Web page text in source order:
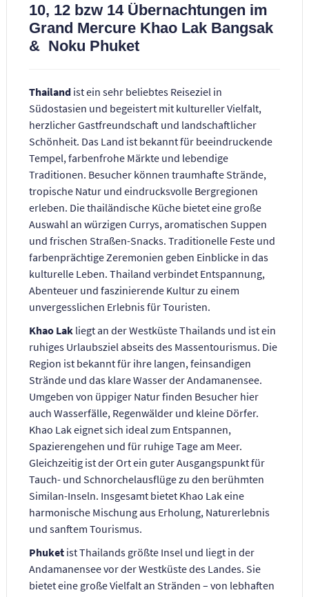
10, 12 bzw 14 Übernachtungen im
Grand Mercure Khao Lak Bangsak
& Noku Phuket
Thailandist ein sehr beliebtes Reiseziel in
Südostasien und begeistert mit kultureller Vielfalt,
herzlicher Gastfreundschaft und landschaftlicher
Schönheit. Das Land ist bekannt für beeindruckende
Tempel, farbenfrohe Märkte und lebendige
Traditionen. Besucher können traumhafte Strände,
tropische Natur und eindrucksvolle Bergregionen
erleben. Die thailändische Küche bietet eine große
Auswahl an würzigen Currys, aromatischen Suppen
und frischen Straßen-Snacks. Traditionelle Feste und
farbenprächtige Zeremonien geben Einblicke in das
kulturelle Leben. Thailand verbindet Entspannung,
Abenteuer und faszinierende Kultur zu einem
unvergesslichen Erlebnis für Touristen.
Khao Lak liegt an der Westküste Thailands und ist ein
ruhiges Urlaubsziel abseits des Massentourismus. Die
Region ist bekannt für ihre langen, feinsandigen
Strände und das klare Wasser der Andamanensee.
Umgeben von üppiger Natur finden Besucher hier
auch Wasserfälle, Regenwälder und kleine Dörfer.
Khao Lak eignet sich ideal zum Entspannen,
Spazierengehen und für ruhige Tage am Meer.
Gleichzeitig ist der Ort ein guter Ausgangspunkt für
Tauch- und Schnorchelausflüge zu den berühmten
Similan-Inseln. Insgesamt bietet Khao Lak eine
harmonische Mischung aus Erholung, Naturerlebnis
und sanftem Tourismus.
Phuketist Thailands größte Insel und liegt in der
Andamanensee vor der Westküste des Landes. Sie
bietet eine große Vielfalt an Stränden – von lebhaften